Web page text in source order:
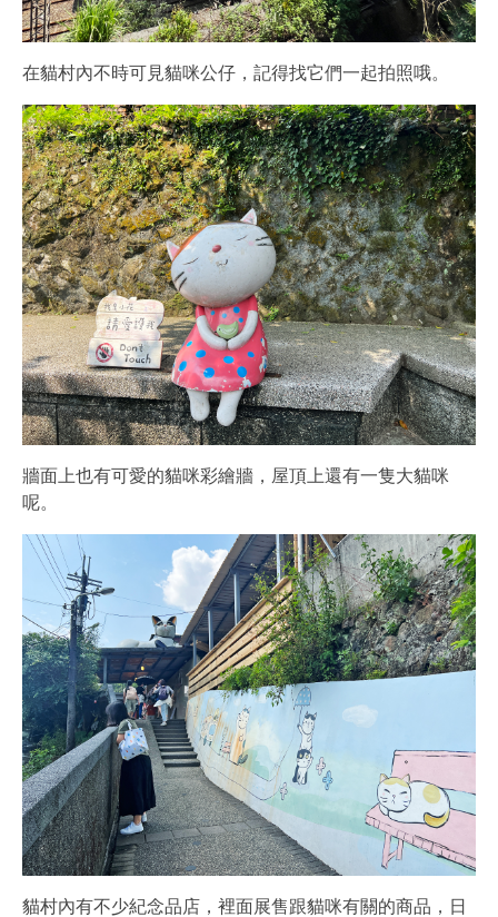
在貓村內不時可見貓咪公仔，記得找它們一起拍照哦。
牆面上也有可愛的貓咪彩繪牆，屋頂上還有一隻大貓咪
呢。
貓村內有不少紀念品店，裡面展售跟貓咪有關的商品，日